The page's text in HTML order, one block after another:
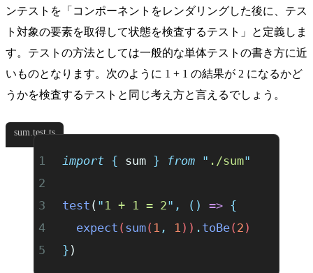
ンテストを「コンポーネントをレンダリングした後に、テス
ト対象の要素を取得して状態を検査するテスト」と定義しま
す。テストの方法としては一般的な単体テストの書き方に近
いものとなります。次のように 1 + 1 の結果が 2 になるかど
うかを検査するテストと同じ考え方と言えるでしょう。
sum.test.ts
import { sum } from " ./sum"
test ( " 1 + 1 = 2" , () => {
  expect
( sum( 1 , 1 )) . toBe( 2 )
} )